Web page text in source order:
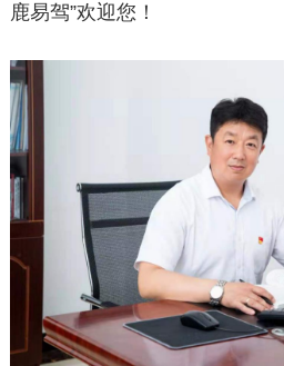
鹿易驾”欢迎您！